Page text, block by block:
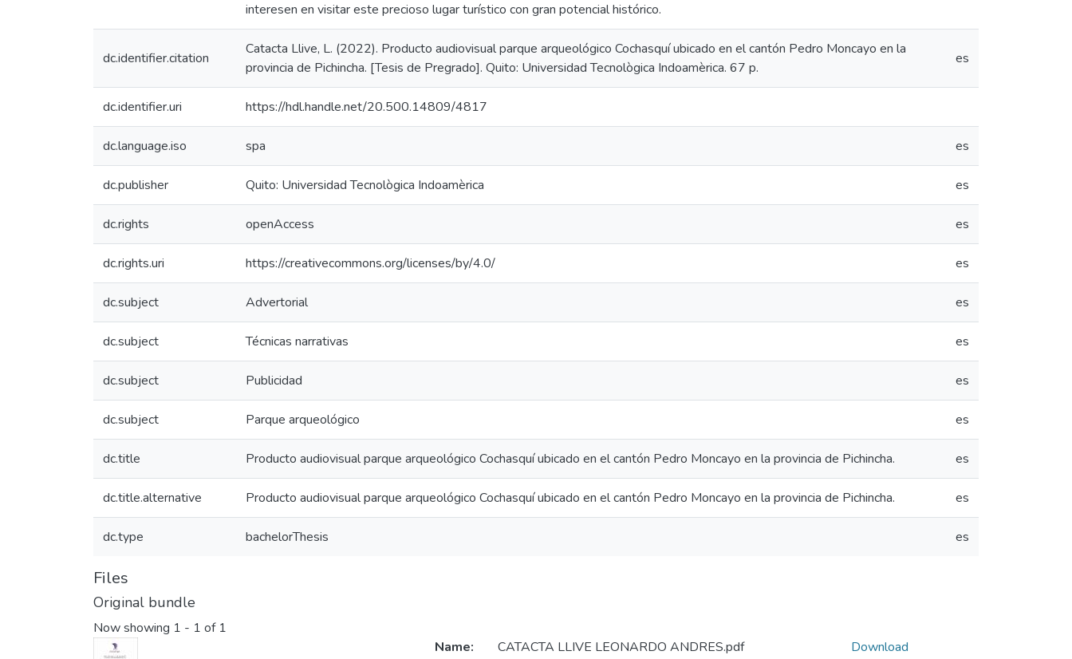
interesen en visitar este precioso lugar turístico con gran potencial histórico.
dc.identifier.citation
Catacta Llive, L. (2022). Producto audiovisual parque arqueológico Cochasquí ubicado en el cantón Pedro Moncayo en la
provincia de Pichincha. [Tesis de Pregrado]. Quito: Universidad Tecnològica Indoamèrica. 67 p.
es
dc.identifier.uri https://hdl.handle.net/20.500.14809/4817
dc.language.iso spa es
dc.publisher Quito: Universidad Tecnològica Indoamèrica es
dc.rights openAccess es
dc.rights.uri https://creativecommons.org/licenses/by/4.0/ es
dc.subject Advertorial es
dc.subject Técnicas narrativas es
dc.subject Publicidad es
dc.subject Parque arqueológico es
dc.title Producto audiovisual parque arqueológico Cochasquí ubicado en el cantón Pedro Moncayo en la provincia de Pichincha. es
dc.title.alternative Producto audiovisual parque arqueológico Cochasquí ubicado en el cantón Pedro Moncayo en la provincia de Pichincha. es
dc.type bachelorThesis es
Files
Original bundle
Now showing 1 - 1 of 1
Name:
CATACTA LLIVE LEONARDO ANDRES.pdf
Download